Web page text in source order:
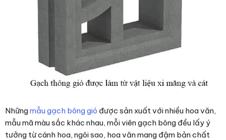
Nhữngmẫu gạch bông gió được sản xuất với nhiều hoa văn,
mẫu mã màu sắc khác nhau, mỗi viên gạch bông đều lấy ý
tưởng từ cánh hoa, ngôi sao, hoa văn mang đậm bản chất